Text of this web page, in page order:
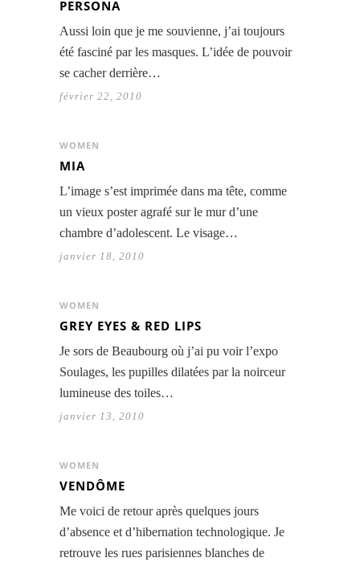
PERSONA
Aussi loin que je me souvienne, j’ai toujours
été fasciné par les masques. L’idée de pouvoir
se cacher derrière…
février 22, 2010
WOMEN
MIA
L’image s’est imprimée dans ma tête, comme
un vieux poster agrafé sur le mur d’une
chambre d’adolescent. Le visage…
janvier 18, 2010
WOMEN
GREY EYES & RED LIPS
Je sors de Beaubourg où j’ai pu voir l’expo
Soulages, les pupilles dilatées par la noirceur
lumineuse des toiles…
janvier 13, 2010
WOMEN
VENDÔME
Me voici de retour après quelques jours
d’absence et d’hibernation technologique. Je
retrouve les rues parisiennes blanches de